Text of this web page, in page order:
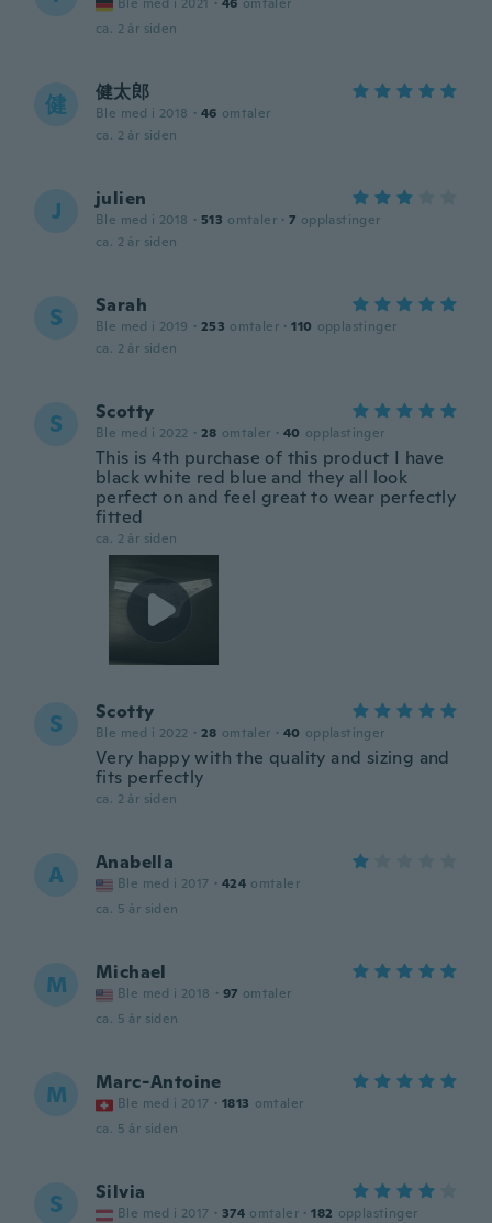
ca. 2 år siden
健 健太郎
Ble med i 2018 · 46 omtaler
ca. 2 år siden
J julien
Ble med i 2018 · 513 omtaler · 7 opplastinger
ca. 2 år siden
S Sarah
Ble med i 2019 · 253 omtaler · 110 opplastinger
ca. 2 år siden
S Scotty
Ble med i 2022 · 28 omtaler · 40 opplastinger
This is 4th purchase of this product I have
black white red blue and they all look
perfect on and feel great to wear perfectly
fitted
ca. 2 år siden
S Scotty
Ble med i 2022 · 28 omtaler · 40 opplastinger
Very happy with the quality and sizing and
fits perfectly
ca. 2 år siden
A Anabella
Ble med i 2017 · 424 omtaler
ca. 5 år siden
M Michael
Ble med i 2018 · 97 omtaler
ca. 5 år siden
M Marc-Antoine
Ble med i 2017 · 1813 omtaler
ca. 5 år siden
S Silvia
Ble med i 2017 · 374 omtaler · 182 opplastinger